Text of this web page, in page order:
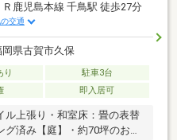
Ｒ鹿児島本線 千鳥駅 徒歩27分
交通
岡県古賀市久保
り
駐車3台
即入居可
ル上張り・和室床：畳の表替
済み【庭】・約70坪のお庭